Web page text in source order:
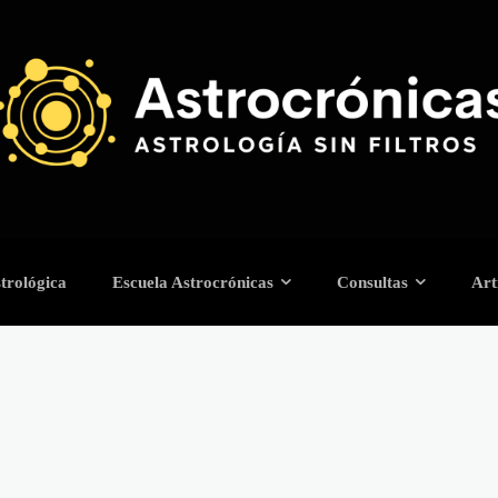
Escuela Astrocrónicas Consultas